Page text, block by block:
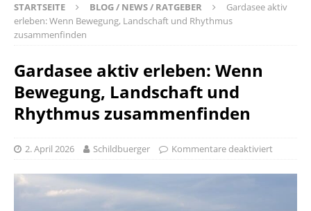
STARTSEITE BLOG / NEWS / RATGEBER
Gardasee aktiv
erleben: Wenn Bewegung, Landschaft und Rhythmus
zusammenfinden
Gardasee aktiv erleben: Wenn
Bewegung, Landschaft und
Rhythmus zusammenfinden
2. April 2026 Schildbuerger Kommentare deaktiviert